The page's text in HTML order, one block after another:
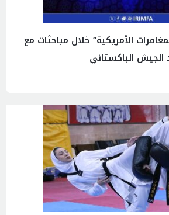
الأمريكية” خلال مباحثات مع
الجيش الباكستاني